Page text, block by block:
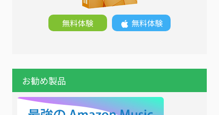
無料体験 無料体験
お勧め製品